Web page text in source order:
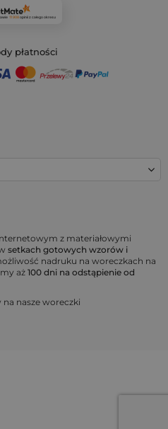
z materiałowymi
setkach gotowych wzorów i
nadruku na woreczkach na
aż 100 dni na odstąpienie od
na nasze woreczki
11 908opiniiz całego okresu
płatności